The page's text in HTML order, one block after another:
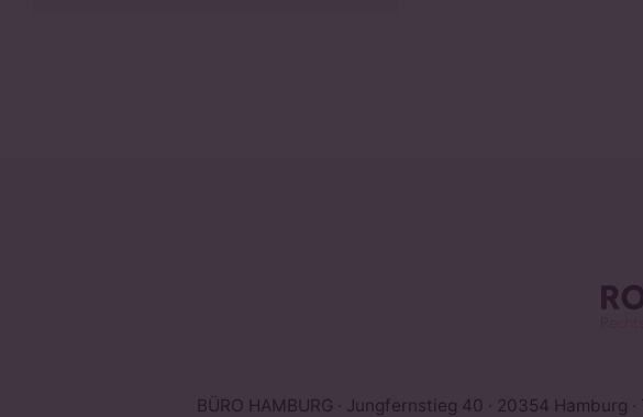
BÜRO HAMBURG · Jungfernstieg 40 · 20354 Hamburg